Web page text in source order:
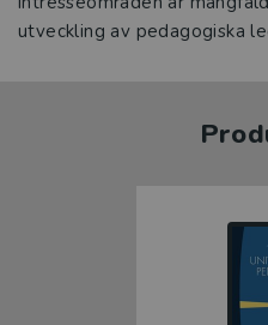
utveckling av pedagogiska